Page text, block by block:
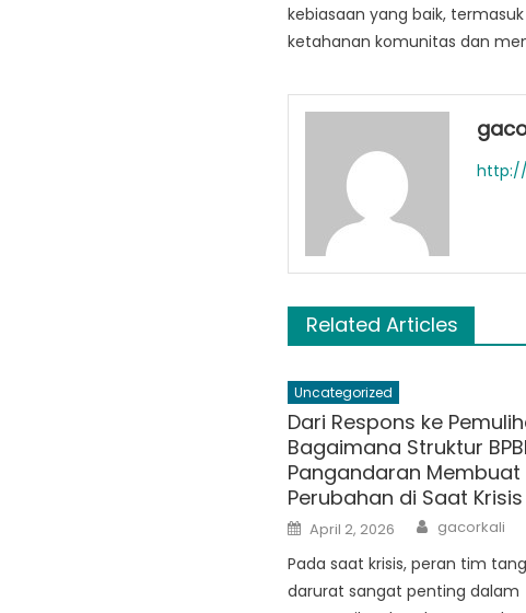
kebiasaan yang baik,
ketahanan komunitas dan
Related Articles
Uncategorized
Dari Respons ke
Bagaimana Struktur
Pangandaran Membuat
Perubahan di Saat Krisis
Posted
on
April 2, 2026 Author
gacorkali
Pada saat krisis, peran tim
darurat sangat penting dalam